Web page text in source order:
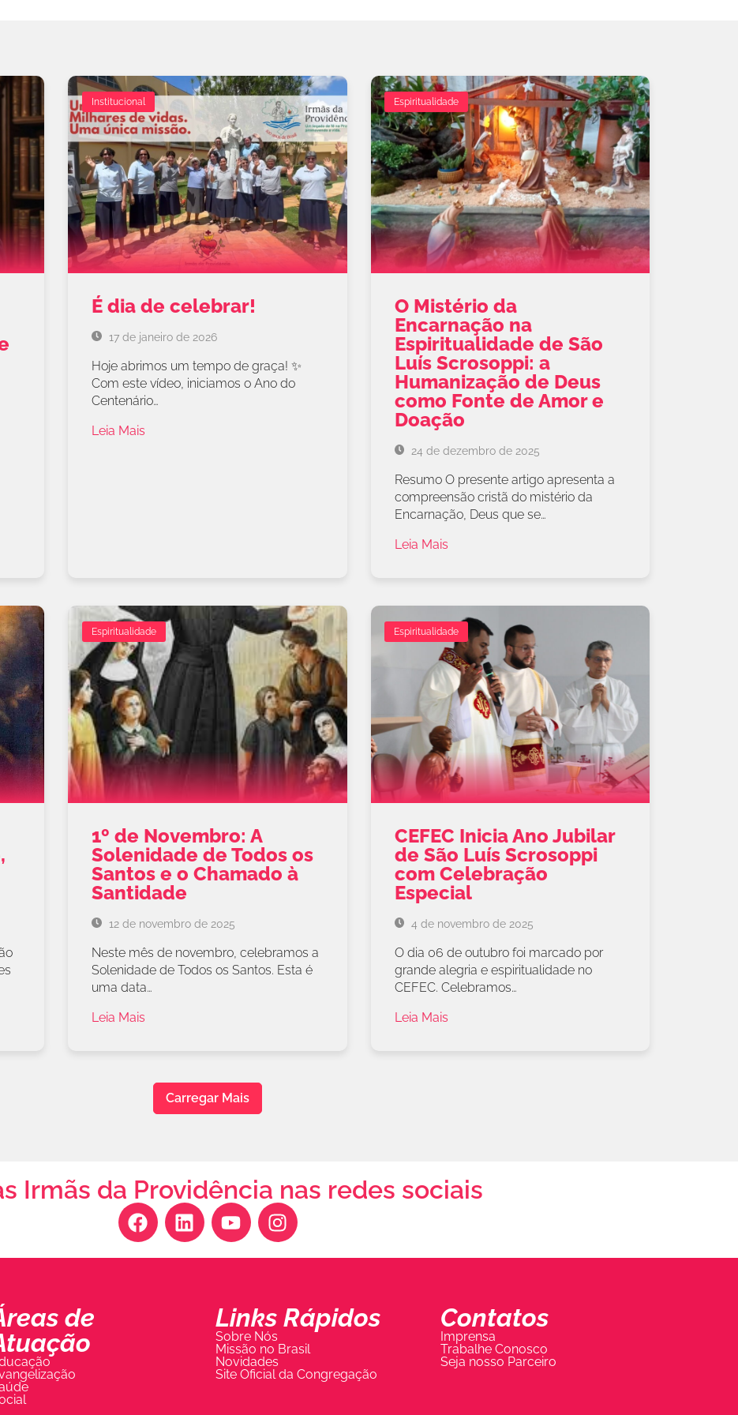
Institucional
É dia de celebrar!
17 de janeiro de 2026
Hoje abrimos um tempo de graça! ✨
Com este vídeo, iniciamos o Ano do
Centenário…
Leia Mais
Espiritualidade
O Mistério da
Encarnação na
Espiritualidade de São
Luís Scrosoppi: a
Humanização de Deus
como Fonte de Amor e
Doação
24 de dezembro de 2025
Resumo O presente artigo apresenta a
compreensão cristã do mistério da
Encarnação, Deus que se…
Leia Mais
Espiritualidade
1º de Novembro: A
Solenidade de Todos os
Santos e o Chamado à
Santidade
12 de novembro de 2025
Neste mês de novembro, celebramos a
Solenidade de Todos os Santos. Esta é
uma data…
Leia Mais
Espiritualidade
CEFEC Inicia Ano Jubilar
de São Luís Scrosoppi
com Celebração
Especial
4 de novembro de 2025
O dia 06 de outubro foi marcado por
grande alegria e espiritualidade no
CEFEC. Celebramos…
Leia Mais
Carregar Mais
Irmãs da Providência nas redes sociais
de
Links Rápidos
Sobre Nós
Missão no Brasil
Novidades
Site Oficial da Congregação
Contatos
Imprensa
Trabalhe Conosco
Seja nosso Parceiro